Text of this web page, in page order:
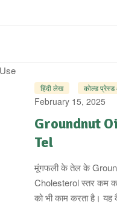
हिंदी लेख कोल्ड
February 15, 2025
Groundnut
Tel
मूंगफली के तेल के
Cholesterol स्तर कम
को भी काम करता है।